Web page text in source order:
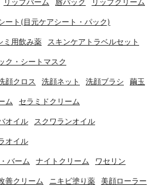
リップバーム 唇パック リップクリーム
ート(目元ケアシート・パック)
ミ用飲み薬 スキンケアトラベルセット
ク・シートマスク
顔クロス 洗顔ネット 洗顔ブラシ 繭玉
ム セラミドクリーム
オイル スクワランオイル
オイル
バーム ナイトクリーム ワセリン
善クリーム ニキビ塗り薬 美顔ローラー